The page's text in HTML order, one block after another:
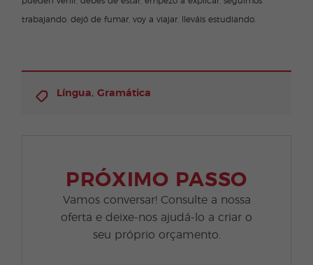
trabajando, dejó de fumar, voy a viajar, lleváis estudiando.
Língua, Gramática
PRÓXIMO PASSO
Vamos conversar! Consulte a nossa
oferta e deixe-nos ajudá-lo a criar o
seu próprio orçamento.